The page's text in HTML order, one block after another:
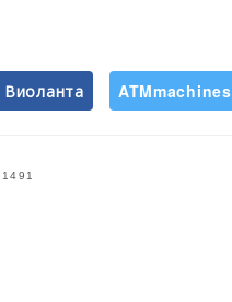
Виоланта ATMmachines
1491